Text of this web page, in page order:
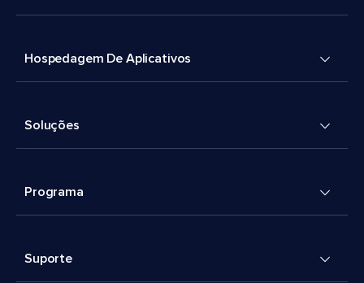
Hospedagem De Aplicativos
Soluções
Programa
Suporte